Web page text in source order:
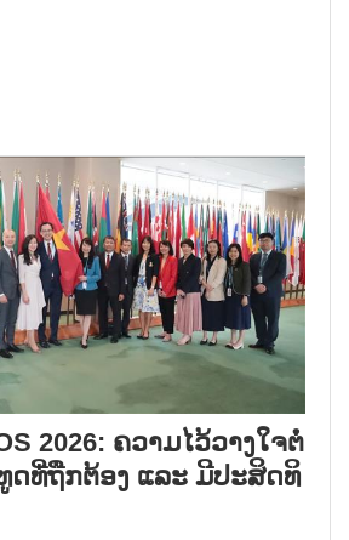
2026: ຄວາມ​ໄວ້​ວາງ​ໃຈຕໍ່​
ດ​ທີ່​ຖືກ​ຕ້ອງ ແລະ ມີ​ປະ​ສິດ​ທິ​